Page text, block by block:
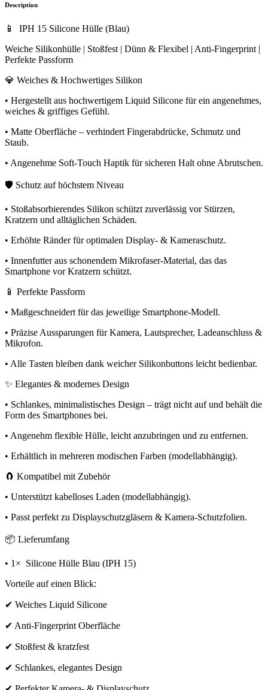
Description
📱 IPH 15 Silicone Hülle (Blau)
Weiche Silikonhülle | Stoßfest | Dünn & Flexibel | Anti-Fingerprint |
Perfekte Passform
💎 Weiches & Hochwertiges Silikon
• Hergestellt aus hochwertigem Liquid Silicone für ein angenehmes,
weiches & griffiges Gefühl.
• Matte Oberfläche – verhindert Fingerabdrücke, Schmutz und
Staub.
• Angenehme Soft-Touch Haptik für sicheren Halt ohne Abrutschen.
🛡️ Schutz auf höchstem Niveau
• Stoßabsorbierendes Silikon schützt zuverlässig vor Stürzen,
Kratzern und alltäglichen Schäden.
• Erhöhte Ränder für optimalen Display- & Kameraschutz.
• Innenfutter aus schonendem Mikrofaser-Material, das das
Smartphone vor Kratzern schützt.
📱 Perfekte Passform
• Maßgeschneidert für das jeweilige Smartphone-Modell.
• Präzise Aussparungen für Kamera, Lautsprecher, Ladeanschluss &
Mikrofon.
• Alle Tasten bleiben dank weicher Silikonbuttons leicht bedienbar.
✨ Elegantes & modernes Design
• Schlankes, minimalistisches Design – trägt nicht auf und behält die
Form des Smartphones bei.
• Angenehm flexible Hülle, leicht anzubringen und zu entfernen.
• Erhältlich in mehreren modischen Farben (modellabhängig).
🧲 Kompatibel mit Zubehör
• Unterstützt kabelloses Laden (modellabhängig).
• Passt perfekt zu Displayschutzgläsern & Kamera-Schutzfolien.
📦 Lieferumfang
• 1× Silicone Hülle Blau (IPH 15)
Vorteile auf einen Blick:
✔ Weiches Liquid Silicone
✔ Anti-Fingerprint Oberfläche
✔ Stoßfest & kratzfest
✔ Schlankes, elegantes Design